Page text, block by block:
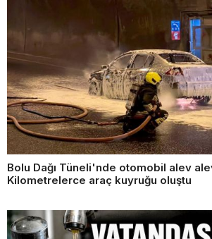
Bolu Dağı Tüneli'nde otomobil alev
Kilometrelerce araç kuyruğu oluştu